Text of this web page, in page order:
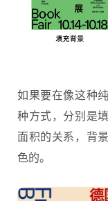
如果要在像这种
种方式，分别是
面积的关系，背
色的。